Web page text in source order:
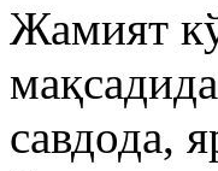
Жамият
савдода,